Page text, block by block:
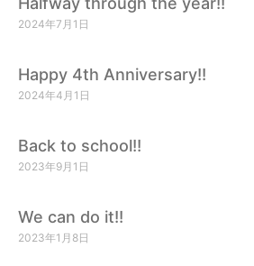
2024年7月1日
Happy 4th Anniversary!!
2024年4月1日
Back to school!!
2023年9月1日
We can do it!!
2023年1月8日